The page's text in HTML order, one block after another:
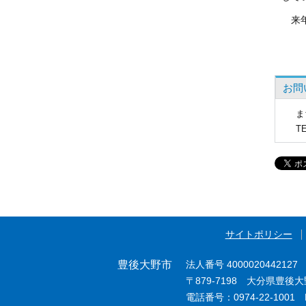
来
お問
サイトポリシー
豊後大野市
法人番号 4000020442127
〒879-7198 大分県豊後大
電話番号：0974-22-1001